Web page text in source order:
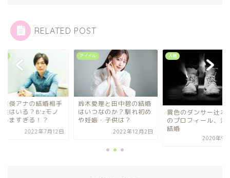
RELATED POST
愛理と田中碧の結婚
なのか？馴れ初め
・子供は？
2022年12月2日
人物
異色のダンサー辻本知彦
のプロフィール、活動、
エンタメ
南波雅俊アナの結婚
や子供はいる？B'z
マネうますぎる！？